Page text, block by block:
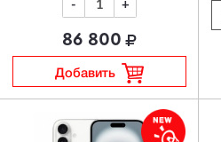
- +
86 800
Добавить